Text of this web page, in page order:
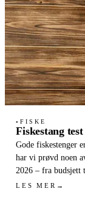
● FISKE
Fiskestang test
Gode fiskestenger
har vi prøvd noen
2026 – fra budsjett
LES MER →